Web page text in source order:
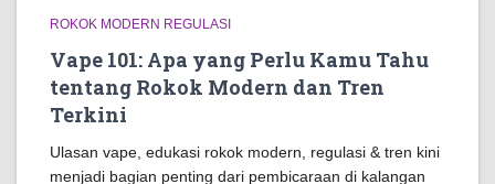
ROKOK MODERN REGULASI
Vape 101: Apa yang Perlu Kamu Tahu
tentang Rokok Modern dan Tren
Terkini
Ulasan vape, edukasi rokok modern, regulasi & tren kini
menjadi bagian penting dari pembicaraan di kalangan